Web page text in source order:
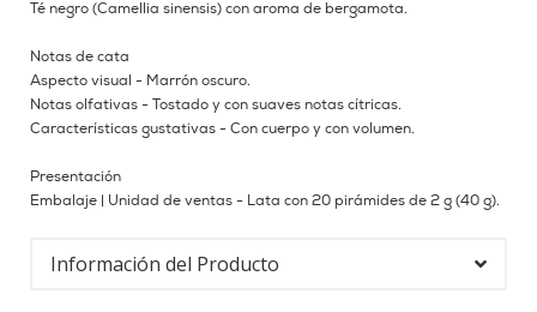
Té negro (Camellia sinensis) con aroma de bergamota.
Notas de cata
Aspecto visual - Marrón oscuro.
Notas olfativas - Tostado y con suaves notas cítricas.
Características gustativas - Con cuerpo y con volumen.
Presentación
Embalaje | Unidad de ventas - Lata con 20 pirámides de 2 g (40 g).
Información del Producto